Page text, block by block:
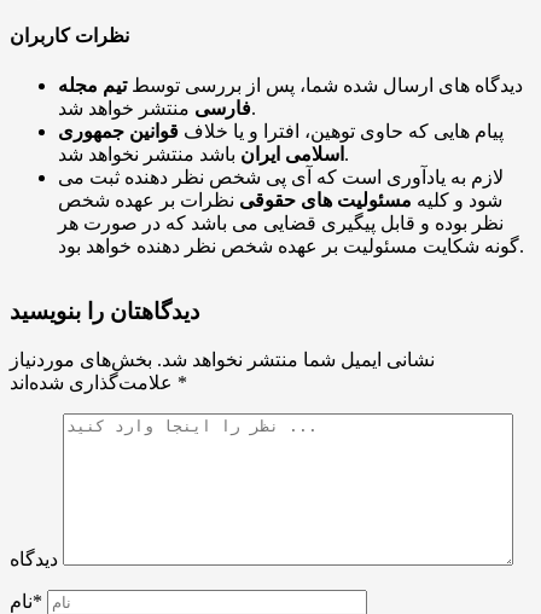
نظرات کاربران
دیدگاه های ارسال شده شما، پس از بررسی توسطتیم مجله
فارسیمنتشر خواهد شد.
پیام هایی که حاوی توهین، افترا و یا خلاف قوانین جمهوری
اسلامی ایران باشد منتشر نخواهد شد.
لازم به یادآوری است که آی پی شخص نظر دهنده ثبت می
شود و کلیه مسئولیت های حقوقی نظرات بر عهده شخص
نظر بوده و قابل پیگیری قضایی می باشد که در صورت هر
گونه شکایت مسئولیت بر عهده شخص نظر دهنده خواهد بود.
دیدگاهتان را بنویسید
نشانی ایمیل شما منتشر نخواهد شد. بخش‌های موردنیاز
*
دیدگاه
نام*